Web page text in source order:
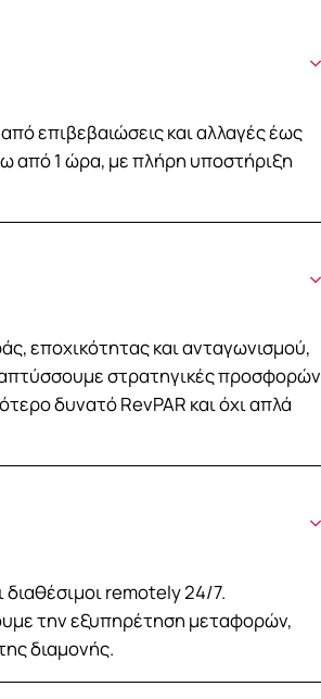
επιβεβαιώσεις και αλλαγές έως
από 1 ώρα, με πλήρη υποστήριξη
εποχικότητας και ανταγωνισμού,
στρατηγικές προσφορών
δυνατό RevPAR και όχι απλά
διαθέσιμοι remotely 24/7.
την εξυπηρέτηση μεταφορών,
διαμονής.